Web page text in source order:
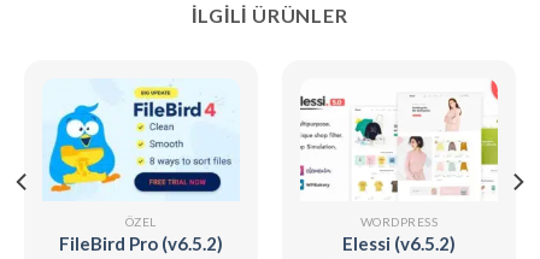
İLGILI ÜRÜNLER
ÖZEL
FileBird Pro (v6.5.2)
WORDPRESS
Elessi (v6.5.2)